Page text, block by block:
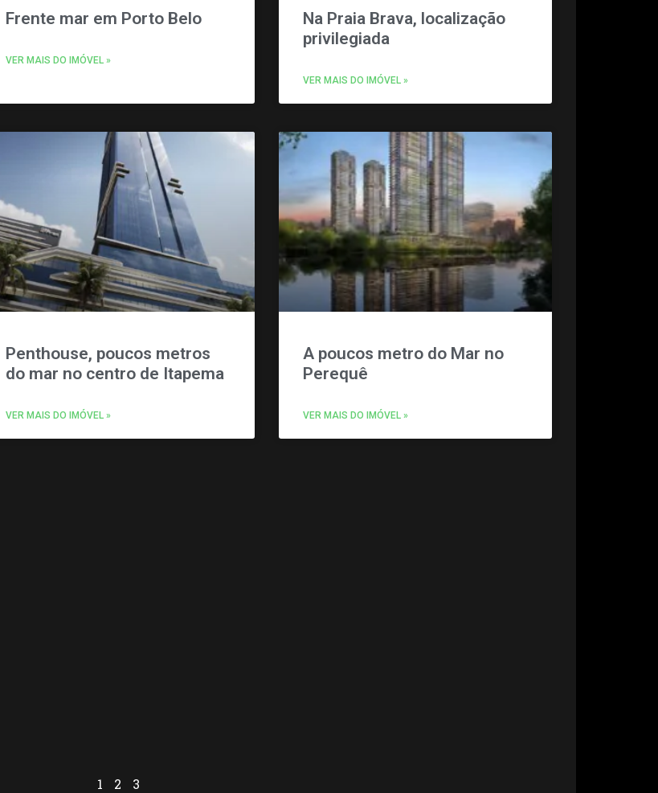
Frente mar em Porto Belo
VER MAIS DO IMÓVEL »
Na Praia Brava, localização
privilegiada
VER MAIS DO IMÓVEL »
Penthouse, poucos metros
do mar no centro de Itapema
VER MAIS DO IMÓVEL »
A poucos metro do Mar no
Perequê
VER MAIS DO IMÓVEL »
1 2 3